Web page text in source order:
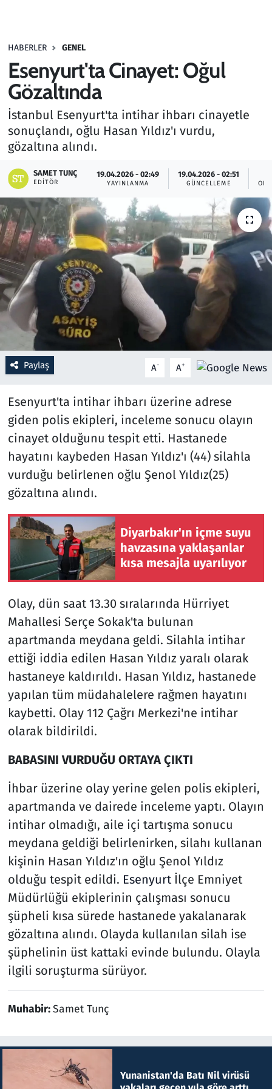
HABERLER GENEL
Esenyurt'ta Cinayet: Oğul
Gözaltında
İstanbul Esenyurt'ta intihar ihbarı cinayetle
sonuçlandı, oğlu Hasan Yıldız'ı vurdu,
gözaltına alındı.
SAMET TUNÇ
EDITÖR
19.04.2026 - 02:49
YAYINLANMA
19.04.2026 - 02:51
GÜNCELLEME
Paylaş A- A+
Esenyurt'ta intihar ihbarı üzerine adrese
giden polis ekipleri, inceleme sonucu olayın
cinayet olduğunu tespit etti. Hastanede
hayatını kaybeden Hasan Yıldız'ı (44) silahla
vurduğu belirlenen oğlu Şenol Yıldız(25)
gözaltına alındı.
Diyarbakır'ın içme suyu
havzasına yaklaşanlar
kısa mesajla uyarılıyor
Olay, dün saat 13.30 sıralarında Hürriyet
Mahallesi Serçe Sokak'ta bulunan
apartmanda meydana geldi. Silahla intihar
ettiği iddia edilen Hasan Yıldız yaralı olarak
hastaneye kaldırıldı. Hasan Yıldız, hastanede
yapılan tüm müdahalelere rağmen hayatını
kaybetti. Olay 112 Çağrı Merkezi'ne intihar
olarak bildirildi.
BABASINI VURDUĞU ORTAYA ÇIKTI
İhbar üzerine olay yerine gelen polis ekipleri,
apartmanda ve dairede inceleme yaptı. Olayın
intihar olmadığı, aile içi tartışma sonucu
meydana geldiği belirlenirken, silahı kullanan
kişinin Hasan Yıldız'ın oğlu Şenol Yıldız
olduğu tespit edildi. Esenyurtİlçe Emniyet
Müdürlüğü ekiplerinin çalışması sonucu
şüpheli kısa sürede hastanede yakalanarak
gözaltına alındı. Olayda kullanılan silah ise
şüphelinin üst kattaki evinde bulundu. Olayla
ilgili soruşturma sürüyor.
Muhabir:Samet Tunç
Yunanistan'da Batı Nil virüsü
Haber
Kültür Sanat
Kurumsal Haberler
Lezzet Durağı
Memur ve Kamu
Otomobil
Oyun
Ramazan
Resmi İlanlar
Rüya Tabirleri
Sağlık
Savunma Sanayi
Seçim 2023
Spor
Teknoloji ve Bilim
Televizyon